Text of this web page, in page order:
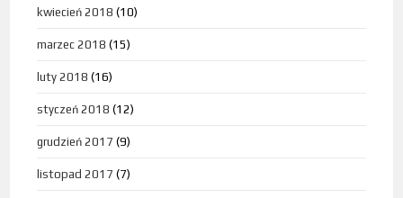
kwiecień 2018 (10)
marzec 2018 (15)
luty 2018 (16)
styczeń 2018 (12)
grudzień 2017 (9)
listopad 2017 (7)